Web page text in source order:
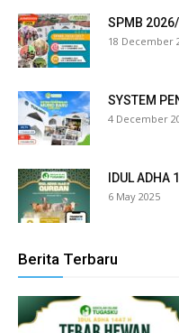
panel
panel
panel
panel
panel
panel
panel
SPMB
18 December
SYSTEM
4 December
IDUL ADHA
6 May 2025
Berita Terbaru